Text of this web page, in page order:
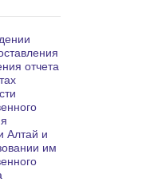
отчета
Алтай и
им